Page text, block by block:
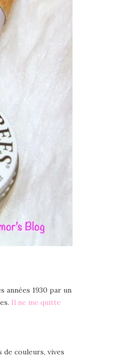
années 1930 par un
Il ne me quitte
couleurs, vives